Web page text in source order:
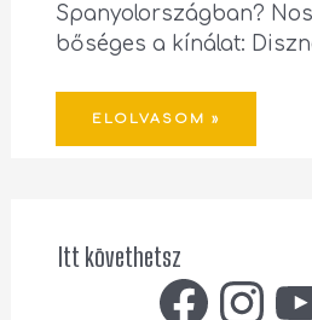
Spanyolországban?
bőséges a kínálat:
ELOLVASOM »
Itt követhetsz